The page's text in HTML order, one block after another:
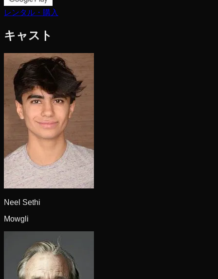
レンタル・購入
キャスト
Neel Sethi
Mowgli